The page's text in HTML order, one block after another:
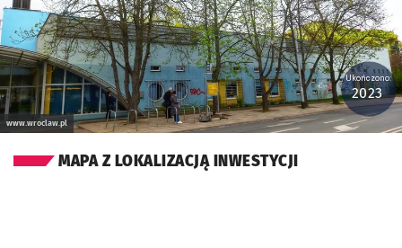
www.wroclaw.pl
Ukończono:
2023
MAPA Z LOKALIZACJĄ INWESTYCJI